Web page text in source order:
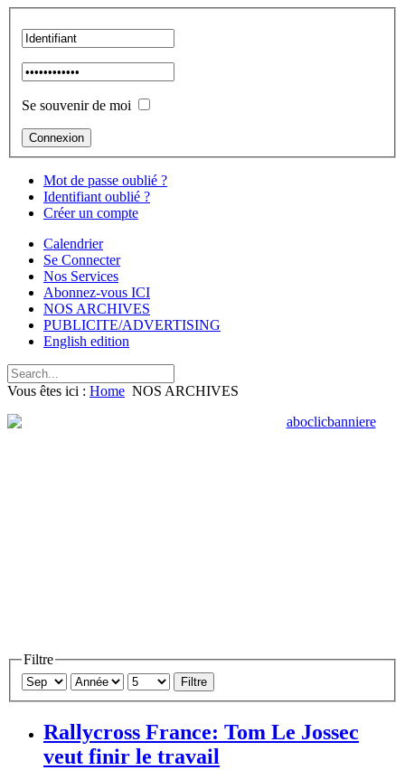
Se souvenir de moi
Mot de passe oublié ?
Identifiant oublié ?
Créer un compte
Calendrier
Se Connecter
Nos Services
Abonnez-vous ICI
NOS ARCHIVES
PUBLICITE/ADVERTISING
English edition
Vous êtes ici : Home NOS ARCHIVES
Filtre
Filtre
Rallycross France: Tom Le Jossec
veut finir le travail